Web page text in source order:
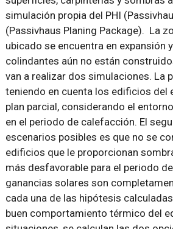
simulación propia del PHI
(Passivhaus Planing Package). La
ubicado se encuentra en expansión
colindantes aún no están
van a realizar dos simulaciones. La
teniendo en cuenta los edificios del
plan parcial, considerando el
en el periodo de calefacción. El
escenarios posibles es que no se
edificios que le proporcionan
más desfavorable para el periodo
ganancias solares son
cada una de las hipótesis
buen comportamiento térmico del